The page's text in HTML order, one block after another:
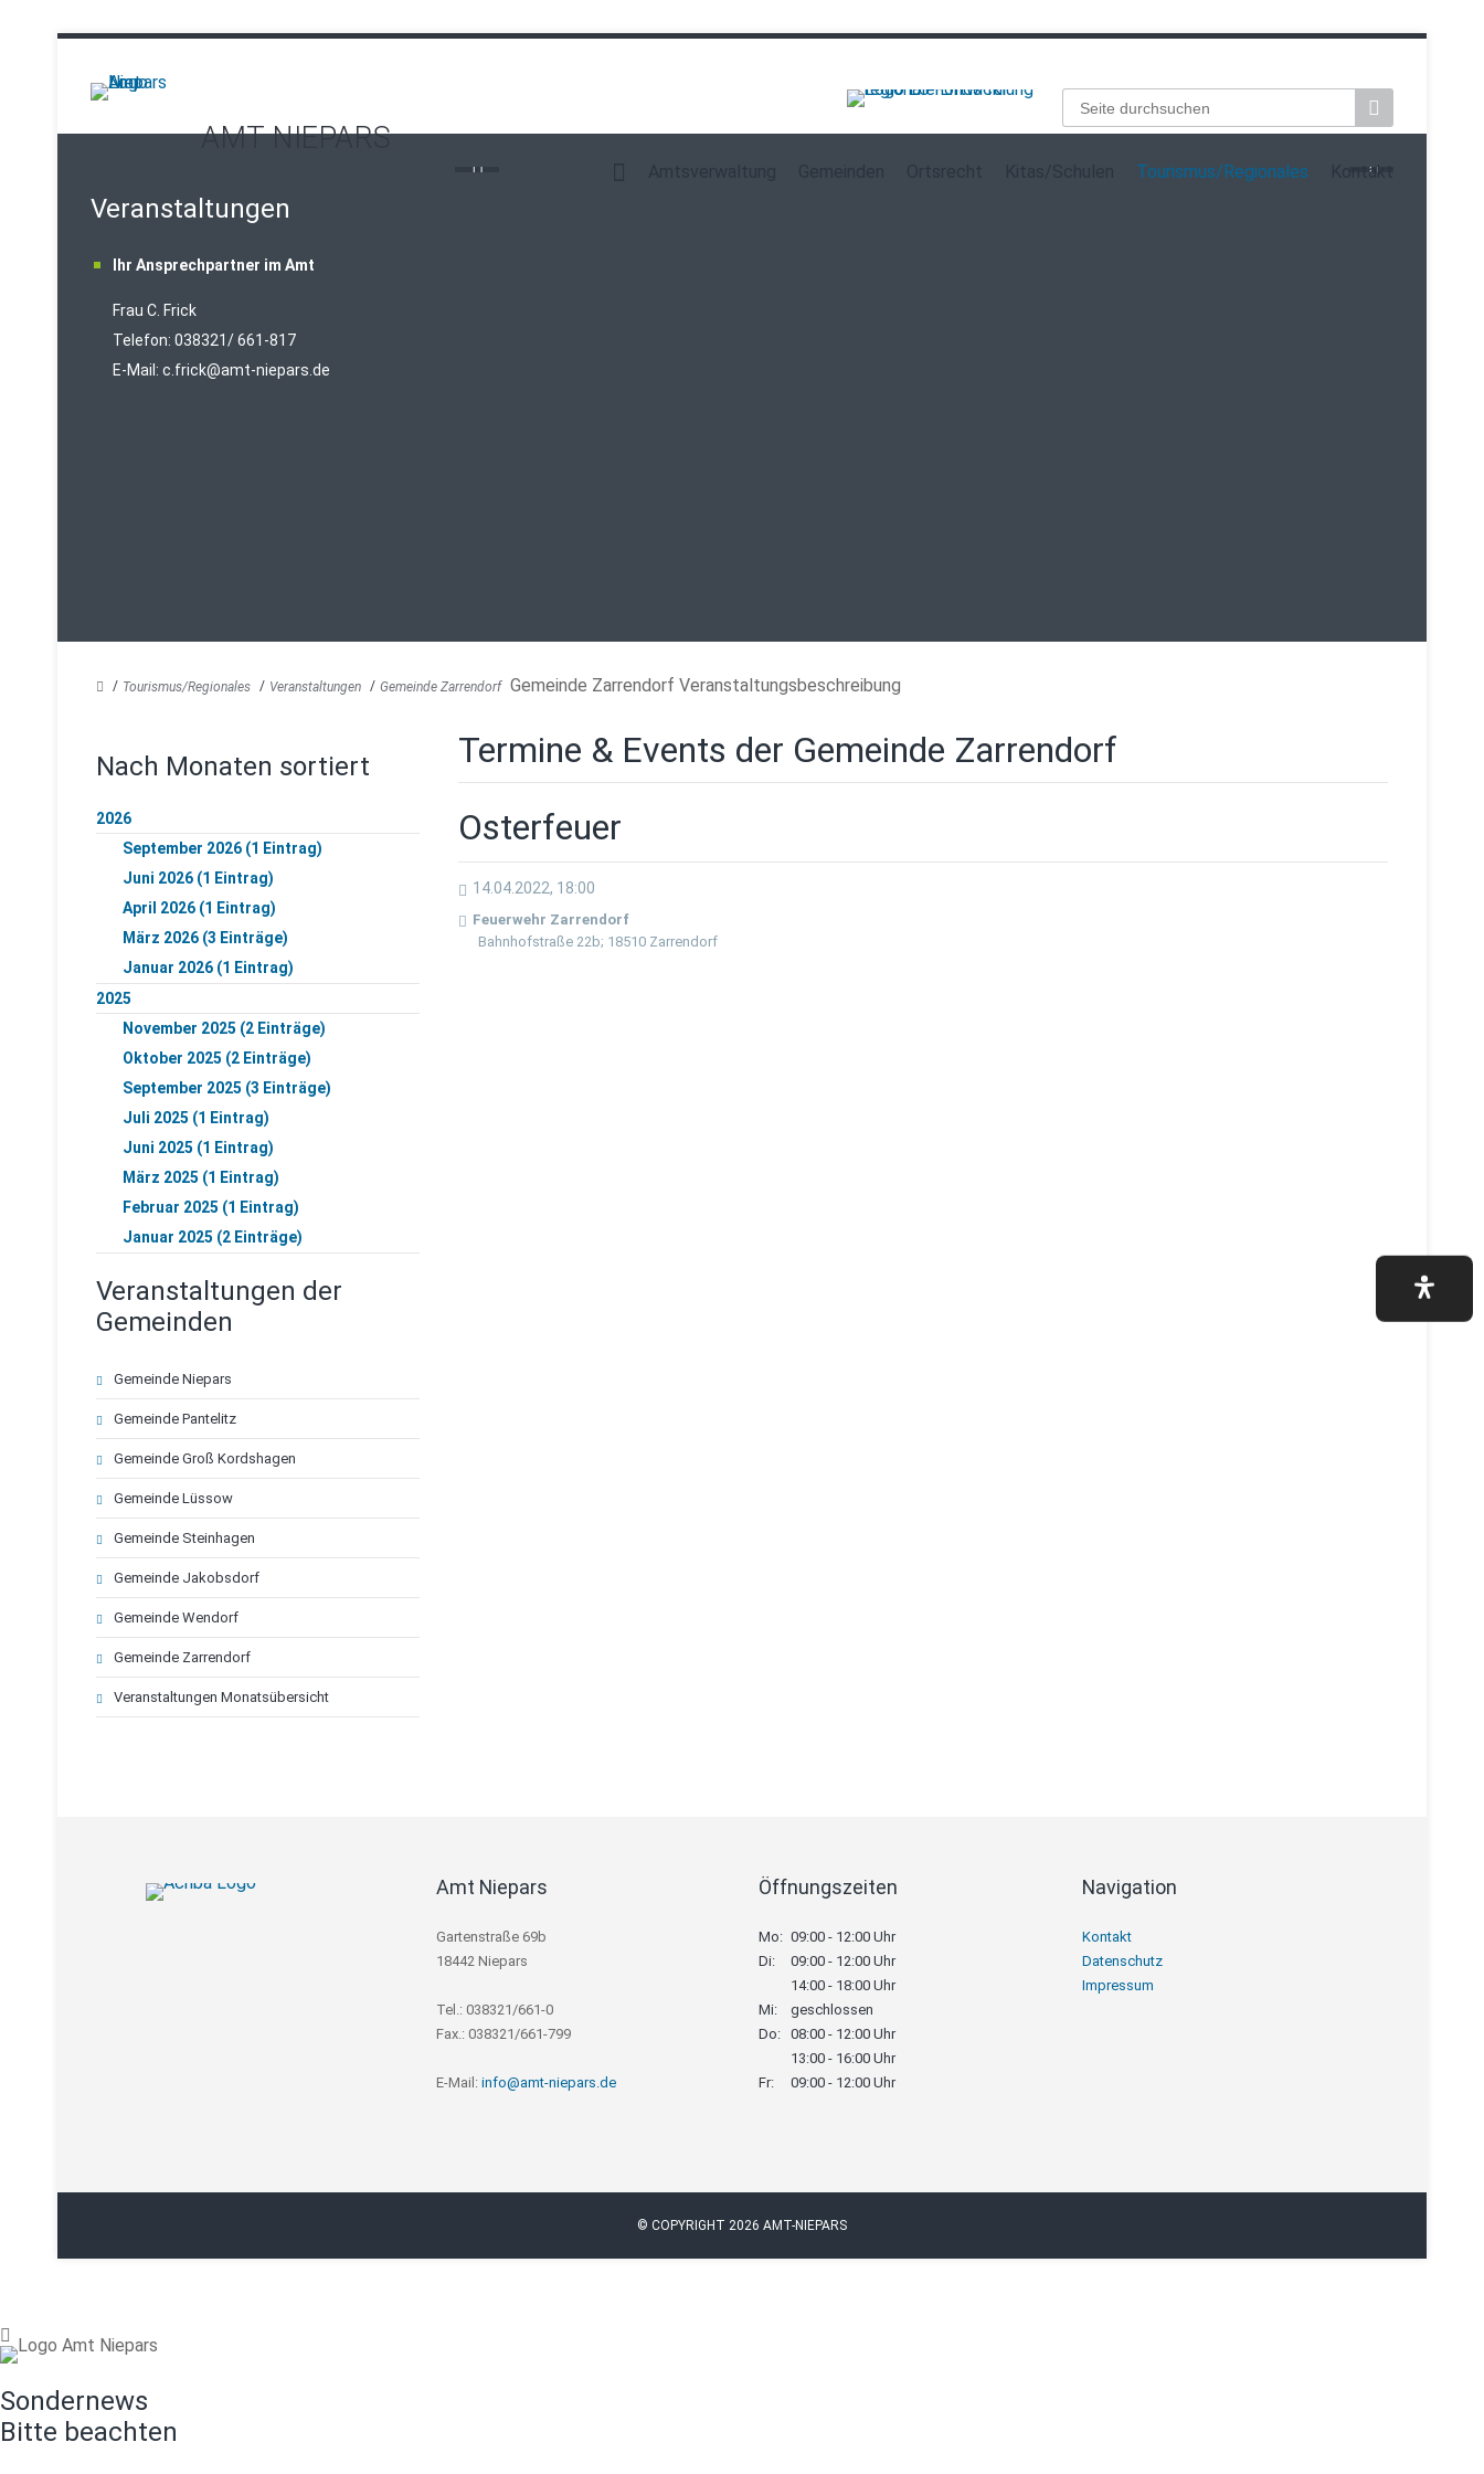
AMT NIEPARS
Suchbegriffe
Tourismus/Regionales Kontakt
Veranstaltungen
Ihr Ansprechpartner im Amt
Frau C. Frick
Telefon: 038321/ 661-817
E-Mail: c.frick@amt-niepars.de
Tourismus/Regionales Veranstaltungen Gemeinde Zarrendorf Gemeinde Zarrendorf Veranstaltungsbeschreibung
Termine & Events der Gemeinde Zarrendorf
Osterfeuer
14.04.2022, 18:00
Feuerwehr Zarrendorf
Bahnhofstraße 22b; 18510 Zarrendorf
Nach Monaten sortiert
2026
September 2026 (1 Eintrag)
Juni 2026 (1 Eintrag)
April 2026 (1 Eintrag)
März 2026 (3 Einträge)
Januar 2026 (1 Eintrag)
2025
November 2025 (2 Einträge)
Oktober 2025 (2 Einträge)
September 2025 (3 Einträge)
Juli 2025 (1 Eintrag)
Juni 2025 (1 Eintrag)
März 2025 (1 Eintrag)
Februar 2025 (1 Eintrag)
Januar 2025 (2 Einträge)
Veranstaltungen der
Gemeinden
Navigation
überspringen
Gemeinde Niepars
Gemeinde Pantelitz
Gemeinde Groß Kordshagen
Gemeinde Lüssow
Gemeinde Steinhagen
Gemeinde Jakobsdorf
Gemeinde Wendorf
Gemeinde Zarrendorf
Veranstaltungen Monatsübersicht
Amt Niepars
Gartenstraße 69b
18442 Niepars
Tel.: 038321/661-0
Fax.: 038321/661-799
E-Mail: info@amt-niepars.de
Öffnungszeiten
Mo: 09:00 - 12:00 Uhr
Di:
09:00 - 12:00 Uhr
14:00 - 18:00 Uhr
Mi:
geschlossen
Do: 08:00 - 12:00 Uhr
13:00 - 16:00 Uhr
Fr:
09:00 - 12:00 Uhr
Navigation
Navigation
überspringen
Kontakt
Datenschutz
Impressum
© COPYRIGHT 2026 AMT-NIEPARS
Sondernews
Bitte beachten